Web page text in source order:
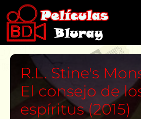
R.L. Stine's
El consejo de
espíritus (2015)